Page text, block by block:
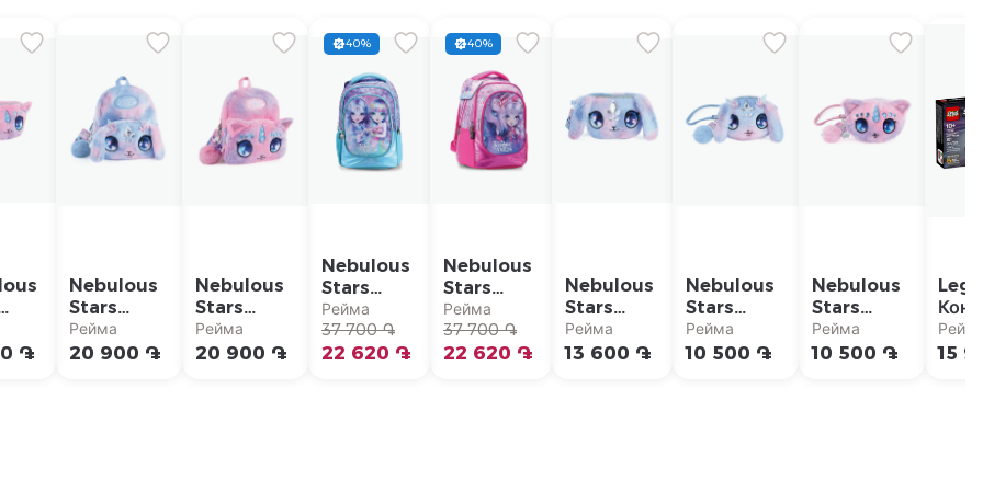
֏
Nebulous
Stars
Плюшевый
рюкзак
Рейма
20 900 ֏
Nebulous
Stars
Плюшевый
рюкзак
Рейма
20 900 ֏
40%
Nebulous
Stars
Школьный
рюкзак
для
Рейма
37 700 ֏
22 620 ֏
40%
Nebulous
Stars
Школьный
рюкзак
для
Рейма
37 700 ֏
22 620 ֏
Nebulous
Stars
Плюшевая
поясная
Рейма
13 600 ֏
Nebulous
Stars
Плюшевый
кошелек
Рейма
10 500 ֏
Nebulous
Stars
Плюшевый
кошелек
Рейма
10 500 ֏
Lego
15